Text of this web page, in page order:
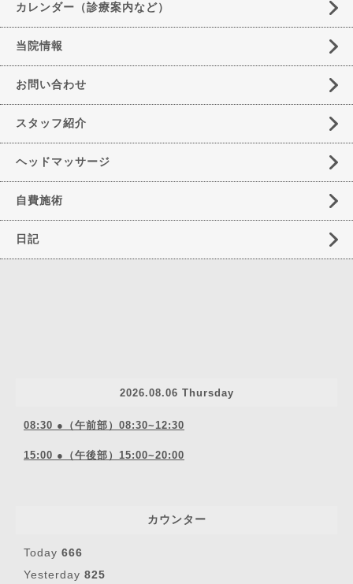
カレンダー（診療案内など）
当院情報
お問い合わせ
スタッフ紹介
ヘッドマッサージ
自費施術
日記
2026.08.06 Thursday
08:30 ●（午前部）08:30~12:30
15:00 ●（午後部）15:00~20:00
カウンター
Today 666
Yesterday 825